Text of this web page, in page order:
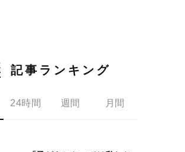
記事ランキング
24時間 週間 月間